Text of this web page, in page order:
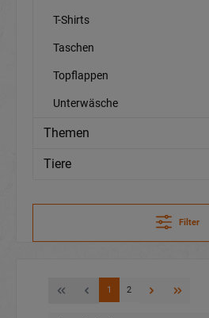
T-Shirts
Taschen
Topflappen
Unterwäsche
Themen
Tiere
Filter
1 2